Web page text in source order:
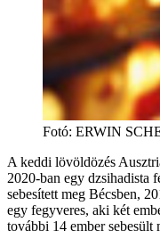
Fotó: ERWIN
A keddi lövöldözés
2020-ban egy dzsihadista
sebesített meg Bécsben,
egy fegyveres, aki két
további 14 ember sebesült